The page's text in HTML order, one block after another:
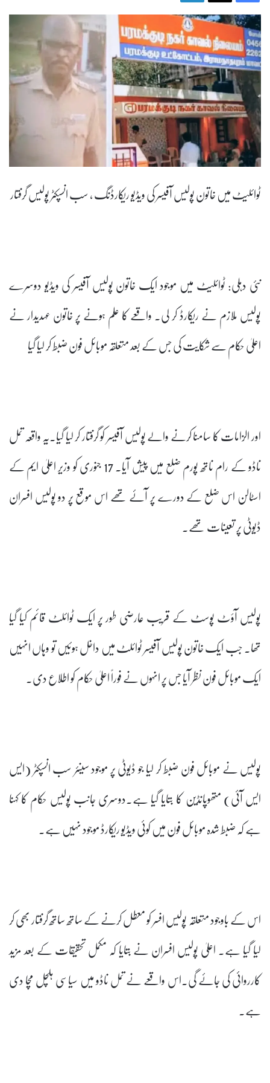
ٹوائلیٹ میں خاتون پولیس آفیسر کی ویڈیو ریکارڈنگ ، سب انسپکٹر پولیس گرفتار
نئی دہلی: ٹوائلیٹ میں موجود ایک خاتون پولیس آفیسر کی ویڈیو دوسرے
پولیس ملازم نے ریکارڈ کر لی۔ واقعے کا علم ہونے پر خاتون عہدیدار نے
اعلیٰ حکام سے شکایت کی جس کے بعد متعلقہ موبائل فون ضبط کر لیا گیا
اور الزامات کا سامنا کرنے والے پولیس آفیسر کو گرفتار کر لیا گیا۔یہ واقعہ تمل
ناڈو کے رام ناتھ پورم ضلع میں پیش آیا۔ 17 جنوری کو وزیر اعلیٰ ایم کے
اسٹالن اس ضلع کے دورے پر آئے تھے اس موقع پر دو پولیس افسران
ڈیوٹی پر تعینات تھے۔
پولیس آؤٹ پوسٹ کے قریب عارضی طور پر ایک ٹوائلٹ قائم کیا گیا
تھا۔ جب ایک خاتون پولیس آفیسر ٹوائلٹ میں داخل ہوئیں تو وہاں انہیں
ایک موبائل فون نظر آیا جس پر انہوں نے فوراً اعلیٰ حکام کو اطلاع دی۔
پولیس نے موبائل فون ضبط کر لیا جو ڈیوٹی پر موجود سینئر سب انسپکٹر (ایس
ایس آئی) متھوپانڈین کا بتایا گیا ہے۔دوسری جانب پولیس حکام کا کہنا
ہے کہ ضبط شدہ موبائل فون میں کوئی ویڈیو ریکارڈ موجود نہیں ہے۔
اس کے باوجود متعلقہ پولیس افسر کو معطل کرنے کے ساتھ ساتھ گرفتار بھی کر
لیا گیا ہے۔ اعلیٰ پولیس افسران نے بتایا کہ مکمل تحقیقات کے بعد مزید
کارروائی کی جائے گی۔اس واقعے نے تمل ناڈو میں سیاسی ہلچل مچا دی
ہے۔